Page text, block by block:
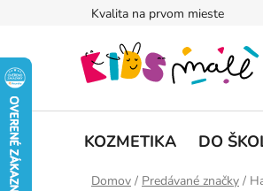
Kvalita na prvom mieste
KOZMETIKA DO
Domov / Predávané značky /